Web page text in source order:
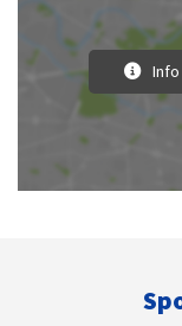
Info